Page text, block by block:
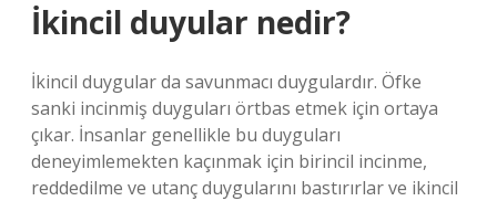
İkincil duyular nedir?
İkincil duygular da savunmacı duygulardır. Öfke
sanki incinmiş duyguları örtbas etmek için ortaya
çıkar. İnsanlar genellikle bu duyguları
deneyimlemekten kaçınmak için birincil incinme,
reddedilme ve utanç duygularını bastırırlar ve ikincil